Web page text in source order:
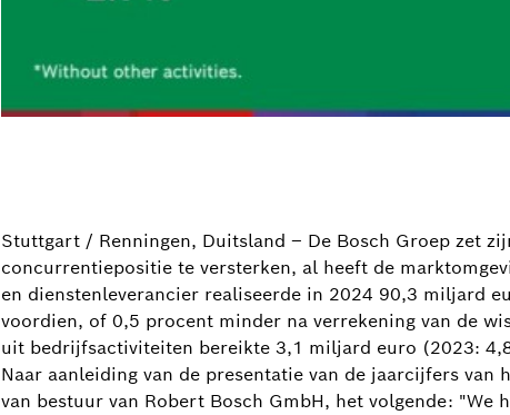
Stuttgart / Renningen, Duitsland – De Bosch Groep zet
concurrentiepositie te versterken, al heeft de
en dienstenleverancier realiseerde in 2024 90,3 miljard
voordien, of 0,5 procent minder na verrekening van de
uit bedrijfsactiviteiten bereikte 3,1 miljard euro (2023:
Naar aanleiding van de presentatie van de jaarcijfers
van bestuur van Robert Bosch GmbH, het volgende: